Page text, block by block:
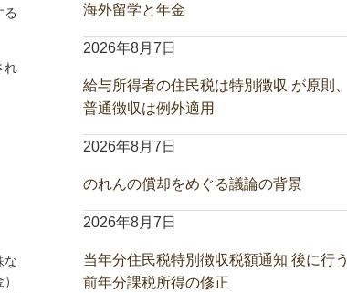
る
れ
な
海外留学と年金
2026年8月7日
給与所得者の住民税は特別徴収 が原則、
普通徴収は例外適用
2026年8月7日
のれんの償却をめぐる議論の背景
2026年8月7日
当年分住民税特別徴収税額通知 後に行う
前年分課税所得の修正